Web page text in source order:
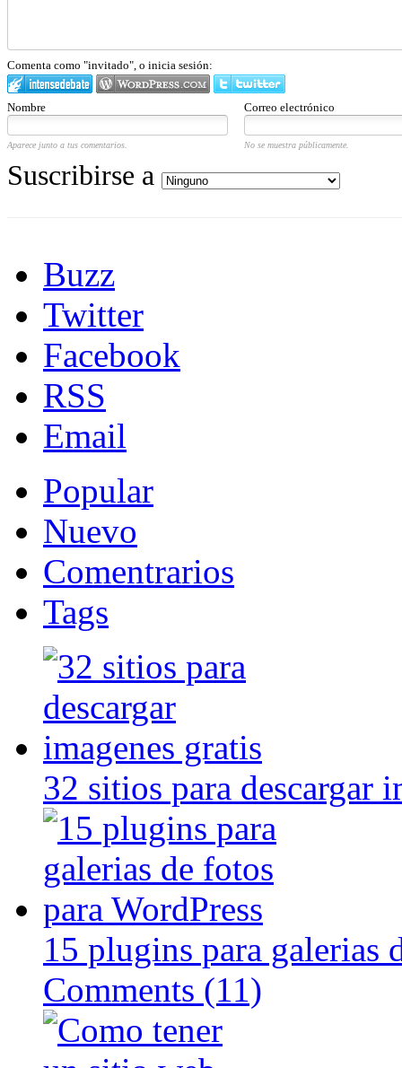
Comenta como "invitado", o inicia sesión:
Nombre Correo electrónico
Aparece junto a tus comentarios. No se muestra públicamente.
Suscribirse a
Buzz
Twitter
Facebook
RSS
Email
Popular
Nuevo
Comentrarios
Tags
32 sitios para descargar
15 plugins para galerias
Comments (11)